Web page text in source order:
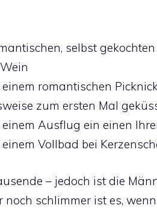
selbst
romantischen
zum ersten Mal
Ausflug ein einen
Vollbad bei
– jedoch ist die
noch schlimmer ist es,